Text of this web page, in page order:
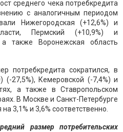
среднего чека потребкредита
с аналогичным периодом
Нижегородcкая (+12,6%) и
Пермский (+10,9%) и
также Воронежская область
потребкредита сократился, в
27,5%), Кемеровской (-7,4%) и
а также в Ставропольском
В Москве и Санкт-Петербурге
3,1% и 3,6% соответственно.
размер потребительских